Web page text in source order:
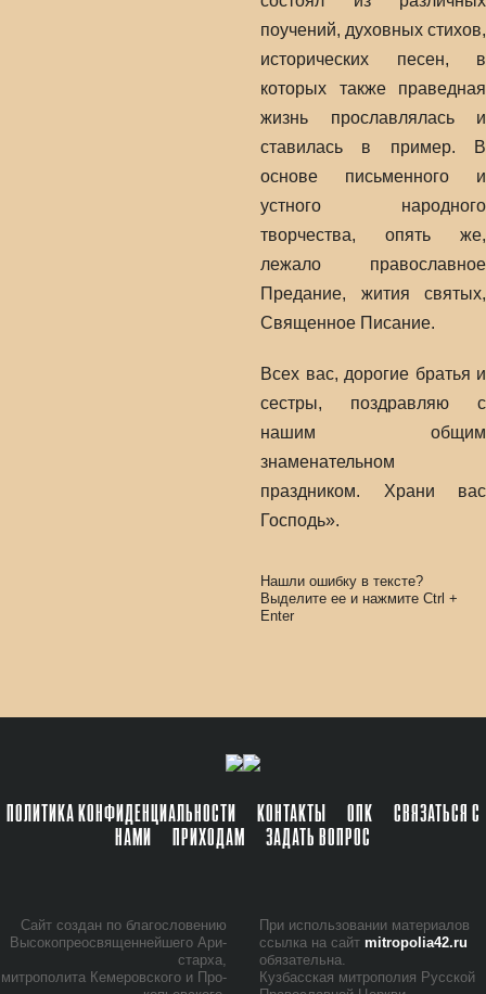
поучений, духовных стихов,
исторических песен, в
которых также праведная
жизнь прославлялась и
ставилась в пример. В
основе письменного и
устного народного
творчества, опять же,
лежало православное
Предание, жития святых,
Священное Писание.
Всех вас, дорогие братья и
сестры, поздравляю с
нашим общим
знаменательном
праздником. Храни вас
Господь».
Нашли ошибку в тексте?
Выделите ее и нажмите Ctrl +
Enter
ПОЛИТИКА КОНФИДЕНЦИАЛЬНОСТИ КОНТАКТЫ ОПК
СВЯЗАТЬСЯ С
НАМИ
ПРИХОДАМ ЗАДАТЬ ВОПРОС
Сайт со­здан по бла­го­сло­ве­нию
Вы­со­ко­прео­свя­щен­ней­ше­го Ари­
стар­ха,
мит­ро­по­ли­та Ке­ме­ров­ско­го и Про­
При ис­поль­зо­ва­нии ма­те­ри­а­лов
ссыл­ка на сайт mitropolia42.ru
обя­за­тель­на.
Куз­бас­ская мит­ро­по­лия Рус­ской